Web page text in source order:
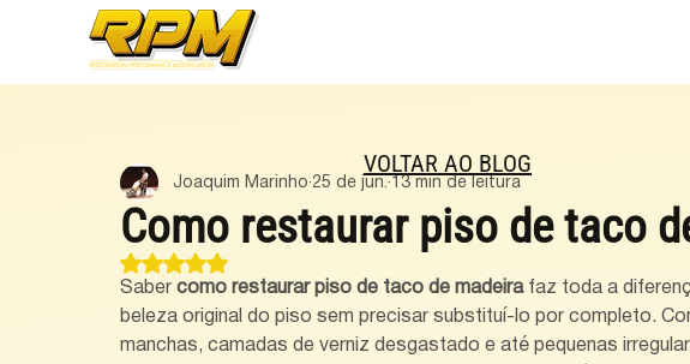
Como restaurar piso de taco
Joaquim Marinho 25 de jun. 13 min de leitura
Avaliado com NaN de 5 estrelas.
Saber como restaurar piso de taco de madeira faz toda a
beleza original do piso sem precisar substituí-lo por completo.
manchas, camadas de verniz desgastado e até pequenas
VOLTAR AO BLOG